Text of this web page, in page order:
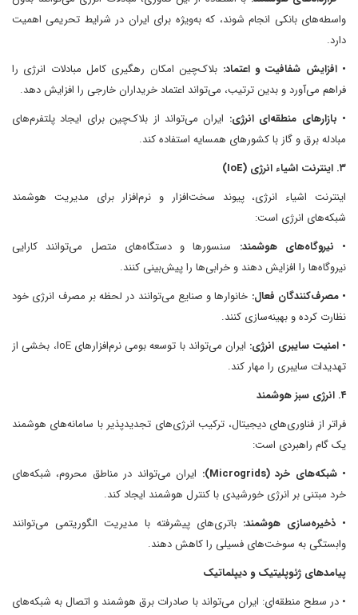
واسطه‌های بانکی انجام شوند، که به‌ویژه برای ایران در شرایط تحریمی اهمیت
دارد.
• افزایش شفافیت و اعتماد: بلاک‌چین امکان رهگیری کامل مبادلات انرژی را
فراهم می‌آورد و بدین ترتیب، می‌تواند اعتماد خریداران خارجی را افزایش دهد.
• بازارهای منطقه‌ای انرژی: ایران می‌تواند از بلاک‌چین برای ایجاد پلتفرم‌های
مبادله برق و گاز با کشورهای همسایه استفاده کند.
۳. اینترنت اشیاء انرژی (IoE)
اینترنت اشیاء انرژی، پیوند سخت‌افزار و نرم‌افزار برای مدیریت هوشمند
شبکه‌های انرژی است:
• نیروگاه‌های هوشمند: سنسورها و دستگاه‌های متصل می‌توانند کارایی
نیروگاه‌ها را افزایش دهند و خرابی‌ها را پیش‌بینی کنند.
• مصرف‌کنندگان فعال: خانوارها و صنایع می‌توانند در لحظه بر مصرف انرژی خود
نظارت کرده و بهینه‌سازی کنند.
• امنیت سایبری انرژی:
ایران می‌تواند با توسعه بومی نرم‌افزارهای IoE، بخشی از
تهدیدات سایبری را مهار کند.
۴. انرژی سبز هوشمند
فراتر از فناوری‌های دیجیتال، ترکیب انرژی‌های تجدیدپذیر با سامانه‌های هوشمند
یک گام راهبردی است:
• شبکه‌های خرد (Microgrids):
ایران می‌تواند در مناطق محروم، شبکه‌های
خرد مبتنی بر انرژی خورشیدی با کنترل هوشمند ایجاد کند.
• ذخیره‌سازی هوشمند: باتری‌های پیشرفته با مدیریت الگوریتمی می‌توانند
وابستگی به سوخت‌های فسیلی را کاهش دهند.
پیامدهای ژئوپلیتیک و دیپلماتیک
• در سطح منطقه‌ای: ایران می‌تواند با صادرات برق هوشمند و اتصال به شبکه‌های